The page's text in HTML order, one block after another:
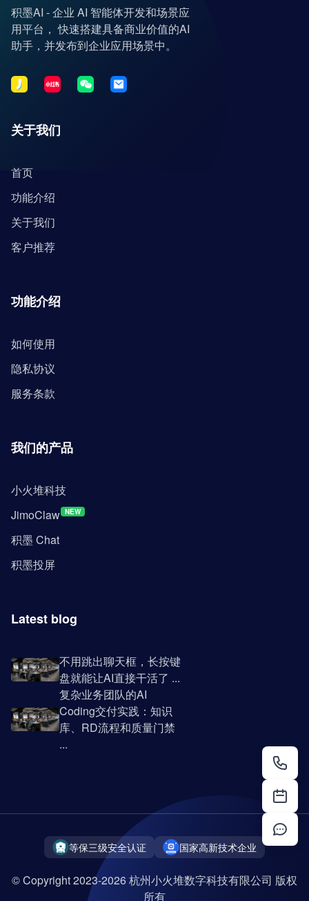
积墨AI - 企业 AI 智能体开发和场景应
用平台， 快速搭建具备商业价值的AI
助手，并发布到企业应用场景中。
关于我们
首页
功能介绍
关于我们
客户推荐
功能介绍
如何使用
隐私协议
服务条款
我们的产品
小火堆科技
JimoClaw NEW
积墨 Chat
积墨投屏
Latest blog
不用跳出聊天框，长按键
盘就能让AI直接干活了 ...
复杂业务团队的AI
Coding交付实践：知识
库、RD流程和质量门禁
...
等保三级安全认证 国家高新技术企业
© Copyright 2023-2026 杭州小火堆数字科技有限公司 版权
所有